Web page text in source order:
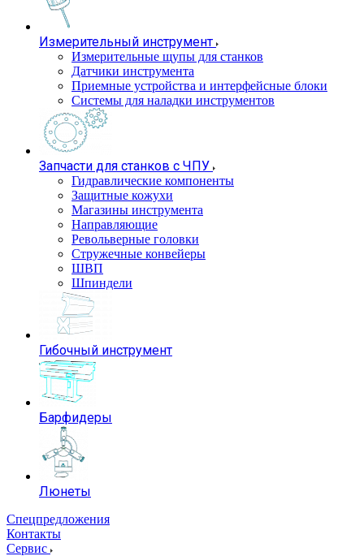
Измерительный инструмент
Измерительные щупы для станков
Датчики инструмента
Приемные устройства и интерфейсные блоки
Системы для наладки инструментов
Запчасти для станков с ЧПУ
Гидравлические компоненты
Защитные кожухи
Магазины инструмента
Направляющие
Револьверные головки
Стружечные конвейеры
ШВП
Шпиндели
Гибочный инструмент
Барфидеры
Люнеты
Спецпредложения
Контакты
Сервис